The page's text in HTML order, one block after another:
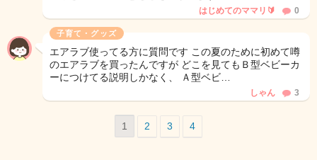
はじめてのママリ🔰 0
子育て・グッズ
エアラブ使ってる方に質問です この夏のために初めて噂
のエアラブを買ったんですが どこを見てもＢ型ベビーカ
ーにつけてる説明しかなく、 Ａ型ベビ…
しゃん 3
1 2 3 4